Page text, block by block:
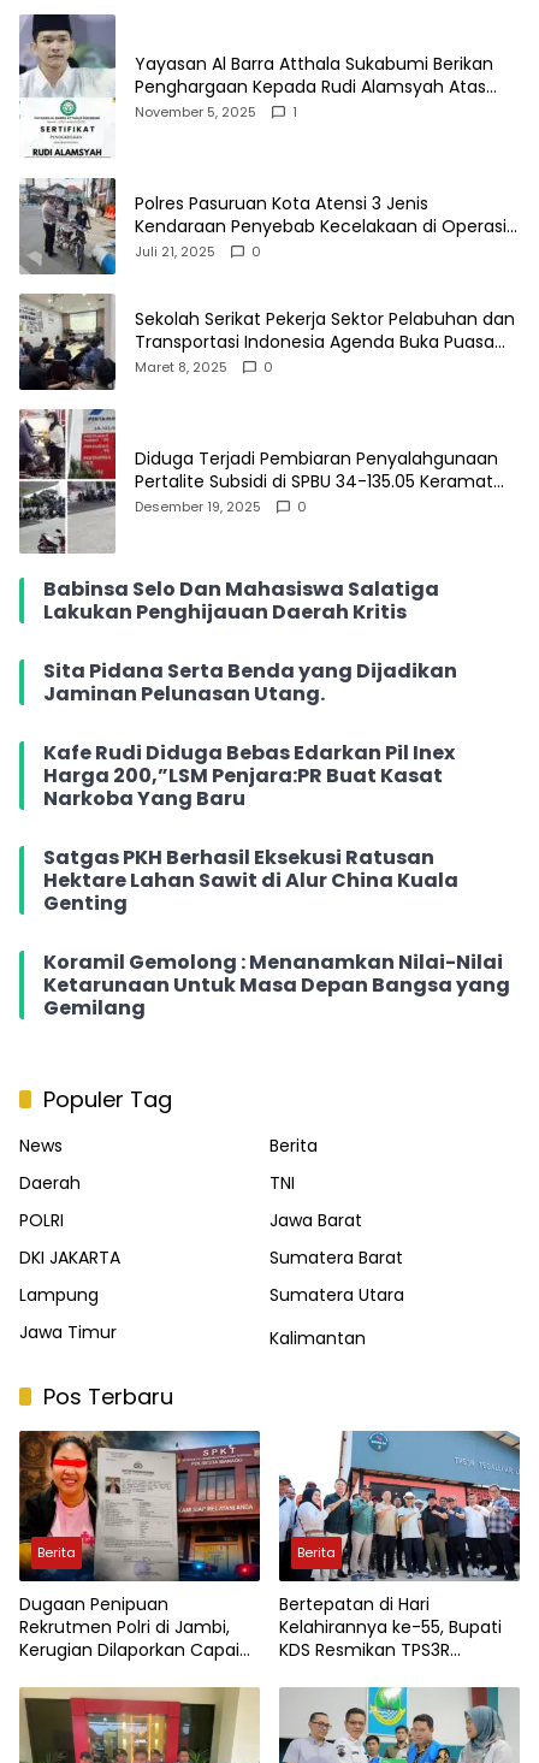
Yayasan Al Barra Atthala Sukabumi Berikan
Penghargaan Kepada Rudi Alamsyah Atas
Kontribusi Sosial dan Kemasyarakatan
November 5, 2025 1
Polres Pasuruan Kota Atensi 3 Jenis
Kendaraan Penyebab Kecelakaan di Operasi
Patuh Semeru 2025
Juli 21, 2025 0
Sekolah Serikat Pekerja Sektor Pelabuhan dan
Transportasi Indonesia Agenda Buka Puasa
Bersama
Maret 8, 2025 0
Diduga Terjadi Pembiaran Penyalahgunaan
Pertalite Subsidi di SPBU 34-135.05 Keramat
Jati, Penimbun Bebas Bertransaksi
Desember 19, 2025 0
Babinsa Selo Dan Mahasiswa Salatiga
Lakukan Penghijauan Daerah Kritis
Sita Pidana Serta Benda yang Dijadikan
Jaminan Pelunasan Utang.
Kafe Rudi Diduga Bebas Edarkan Pil Inex
Harga 200,”LSM Penjara:PR Buat Kasat
Narkoba Yang Baru
Satgas PKH Berhasil Eksekusi Ratusan
Hektare Lahan Sawit di Alur China Kuala
Genting
Koramil Gemolong : Menanamkan Nilai-Nilai
Ketarunaan Untuk Masa Depan Bangsa yang
Gemilang
Populer Tag
News
Berita
Daerah
TNI
POLRI
Jawa Barat
DKI JAKARTA
Sumatera Barat
Lampung
Sumatera Utara
Jawa Timur
Kalimantan
Pos Terbaru
Berita
Dugaan Penipuan
Rekrutmen Polri di Jambi,
Kerugian Dilaporkan Capai
Berita
Bertepatan di Hari
Kelahirannya ke-55, Bupati
KDS Resmikan TPS3R